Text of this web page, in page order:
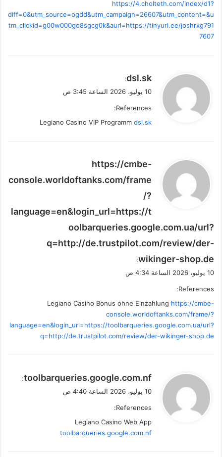
https://4.cholteth.com/index/d1?
diff=0&utm_source=ogdd&utm_campaign=26607&utm_content=&u
tm_clickid=g00w000go8sgcg0k&aurl=https://tinyurl.ee/joshrxg791
7607
ي
ل
dsl.sk
:
10 يوليو، 2026 الساعة 3:45 ص
References:
Legiano Casino VIP Programm dsl.sk
و
ل
https://cmbe-
console.worldoftanks.com/frame
/?
language=en&login_url=https://t
oolbarqueries.google.com.ua/url?
q=http://de.trustpilot.com/review/der-
wikinger-shop.de
:
10 يوليو، 2026 الساعة 4:34 ص
References:
Legiano Casino Bonus ohne Einzahlung https://cmbe-
console.worldoftanks.com/frame/?
language=en&login_url=https://toolbarqueries.google.com.ua/url?
q=http://de.trustpilot.com/review/der-wikinger-shop.de
ي
ل
toolbarqueries.google.com.nf
:
10 يوليو، 2026 الساعة 4:40 ص
References:
Legiano Casino Web App
toolbarqueries.google.com.nf